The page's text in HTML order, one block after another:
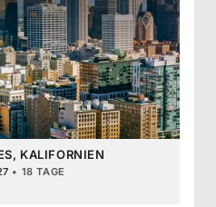
KALIFORNIEN
• 18 TAGE